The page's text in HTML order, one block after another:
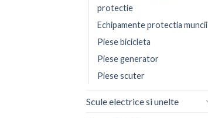
protectie
Echipamente protectia muncii
Piese bicicleta
Piese generator
Piese scuter
Scule electrice si unelte